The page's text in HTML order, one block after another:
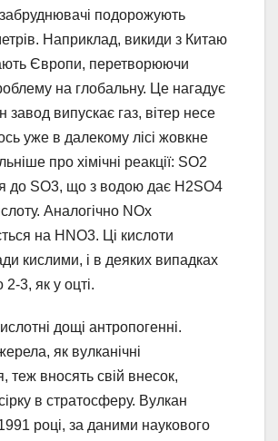
подорожують
Наприклад, викиди з Китаю
Європи, перетворюючи
на глобальну. Це нагадує
завод випускає газ, вітер несе
уже в далекому лісі жовкне
про хімічні реакції: SO2
до SO3, що з водою дає H2SO4
Аналогічно NOx
на HNO3. Ці кислоти
кислими, і в деяких випадках
3, як у оцті.
дощі антропогенні.
як вулканічні
теж вносять свій внесок,
в стратосферу. Вулкан
році, за даними наукового